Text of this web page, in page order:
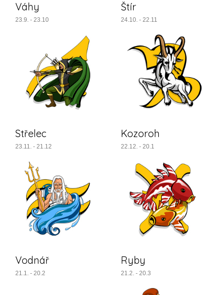
Váhy
23.9. - 23.10
Štír
24.10. - 22.11
Střelec
23.11. - 21.12
Kozoroh
22.12. - 20.1
Vodnář
21.1. - 20.2
Ryby
21.2. - 20.3